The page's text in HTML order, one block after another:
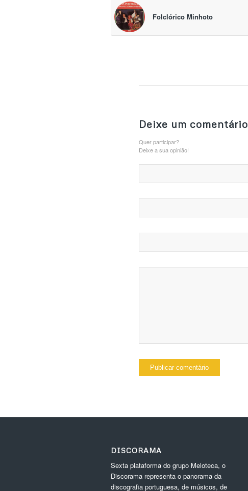
Folclórico Minhoto
Deixe um comentário
Quer participar?
Deixe a sua opinião!
DISCORAMA
Sexta plataforma do grupo Meloteca, o
Discorama representa o panorama da
discografia portuguesa, de músicos, de